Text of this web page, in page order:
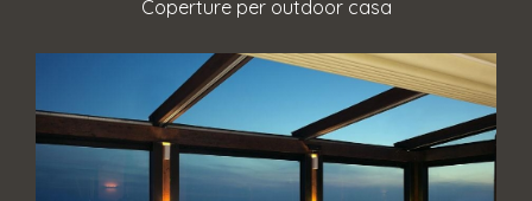
Coperture per outdoor casa